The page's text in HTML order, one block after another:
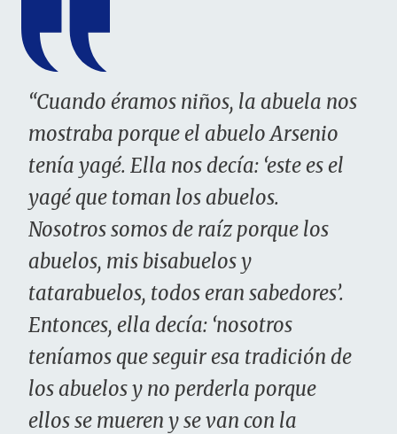
“Cuando éramos niños, la abuela nos
mostraba porque el abuelo Arsenio
tenía yagé. Ella nos decía: ‘este es el
yagé que toman los abuelos.
Nosotros somos de raíz porque los
abuelos, mis bisabuelos y
tatarabuelos, todos eran sabedores’.
Entonces, ella decía: ‘nosotros
teníamos que seguir esa tradición de
los abuelos y no perderla porque
ellos se mueren y se van con la